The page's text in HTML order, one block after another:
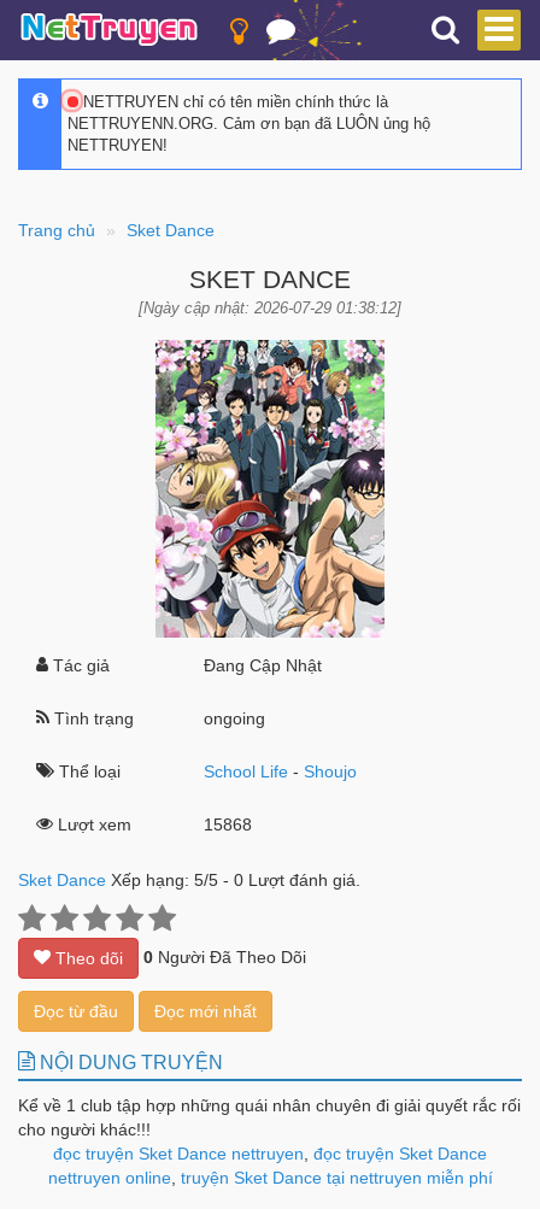
NETTRUYEN chỉ có tên miền chính thức là
NETTRUYENN.ORG. Cảm ơn bạn đã LUÔN ủng hộ
NETTRUYEN!
Trang chủ Sket Dance
SKET DANCE
[Ngày cập nhật: 2026-07-29 01:38:12]
Tác giả Đang Cập Nhật
Tình trạng ongoing
Thể loại School Life -Shoujo
Lượt xem 15868
Sket Dance Xếp hạng: 5/5 - 0 Lượt đánh giá.
Theo dõi 0 Người Đã Theo Dõi
Đọc từ đầu Đọc mới nhất
NỘI DUNG TRUYỆN
Kể về 1 club tập hợp những quái nhân chuyên đi giải quyết rắc rối
cho người khác!!!
đọc truyện Sket Dance nettruyen đọc truyện Sket Dance
nettruyen online, truyện Sket Dance tại nettruyen miễn phí